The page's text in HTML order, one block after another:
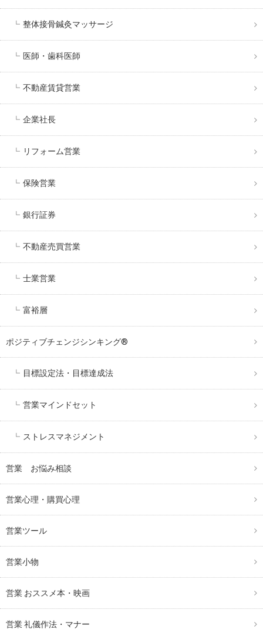
整体接骨鍼灸マッサージ
医師・歯科医師
不動産賃貸営業
企業社長
リフォーム営業
保険営業
銀行証券
不動産売買営業
士業営業
富裕層
ポジティブチェンジシンキング®️
目標設定法・目標達成法
営業マインドセット
ストレスマネジメント
営業 お悩み相談
営業心理・購買心理
営業ツール
営業小物
営業 おススメ本・映画
営業 礼儀作法・マナー